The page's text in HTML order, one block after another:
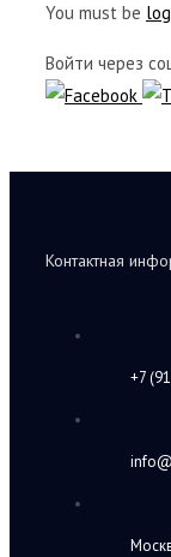
You must be
Войти через
Контактная
+7